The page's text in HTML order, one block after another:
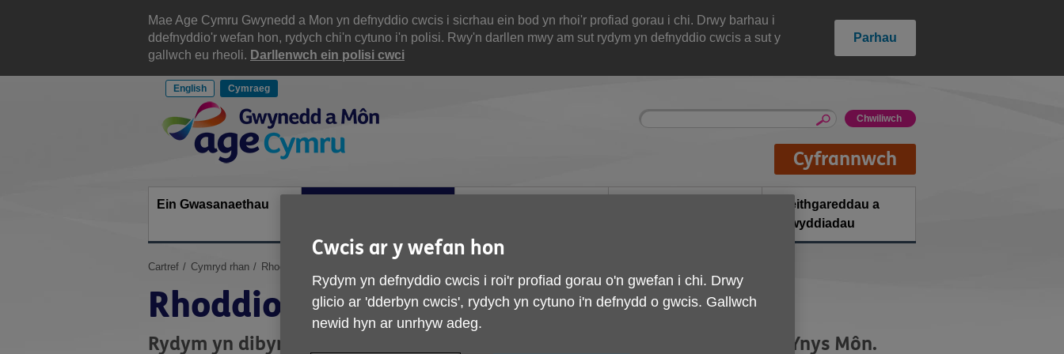
Mae Age Cymru Gwynedd a Mon yn defnyddio cwcis i sicrhau ein bod yn rhoi'r profiad gorau i chi. Drwy barhau i
ddefnyddio'r wefan hon, rydych chi'n cytuno i'n polisi. Rwy'n darllen mwy am sut rydym yn defnyddio cwcis a sut y
gallwch eu rheoli. Darllenwch ein polisi cwci
Parhau
English Cymraeg
Site
Navigation
Site
Enter
Cyfrannwch
Ein Gwasanaethau
Gweithgareddau a
digwyddiadau
Rwyt
yma:
Cartref Cymryd rhan Rhoddion
Rhoddion
Rydym yn dibynnu ar eich cefnogaeth i helpu pobl hŷn yng Ngwynedd ac Ynys Môn.
Cwcis ar y wefan hon
Rydym yn defnyddio cwcis i roi'r profiad gorau o'n gwefan i chi. Drwy
glicio ar 'dderbyn cwcis', rydych yn cytuno i'n defnydd o gwcis. Gallwch
newid hyn ar unrhyw adeg.